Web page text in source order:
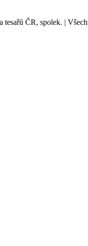
ČR, spolek. |